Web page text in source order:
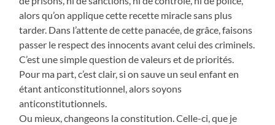
alors qu’on applique cette recette miracle sans plus
tarder. Dans l’attente de cette panacée, de grâce, faisons
passer le respect des innocents avant celui des criminels.
C’est une simple question de valeurs et de priorités.
Pour ma part, c’est clair, si on sauve un seul enfant en
étant anticonstitutionnel, alors soyons
anticonstitutionnels.
Ou mieux, changeons la constitution. Celle-ci, que je